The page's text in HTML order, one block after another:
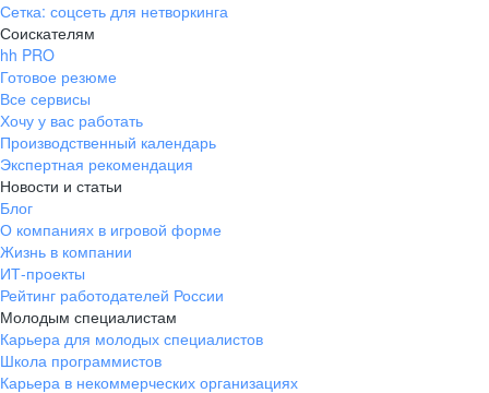
Сетка: соцсеть для нетворкинга
Соискателям
hh PRO
Готовое резюме
Все сервисы
Хочу у вас работать
Производственный календарь
Экспертная рекомендация
Новости и статьи
Блог
О компаниях в игровой форме
Жизнь в компании
ИТ-проекты
Рейтинг работодателей России
Молодым специалистам
Карьера для молодых специалистов
Школа программистов
Карьера в некоммерческих организациях